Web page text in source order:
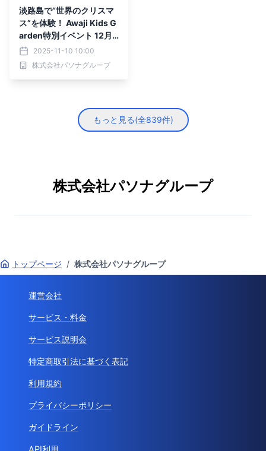
淡路島で“世界のクリスマ
ス”を体験！ Awaji Kids G
arden特別イベント 12月1
9日、20日、21日に開
催！
2025-11-10 10:00
株式会社パソナグループ
もっと見る(全839件)
株式会社パソナグループ
トップページ / 株式会社パソナグループ
運営会社
サービス・料金
サービス説明会
特定商取引法に基づく表記
利用規約
プライバシーポリシー
ガイドライン
API利用